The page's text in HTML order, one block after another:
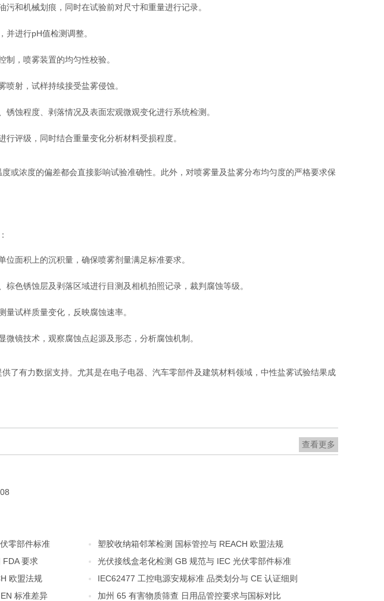
和机械划痕，同时在试验前对尺寸和重量进行记录。
并进行pH值检测调整。
，喷雾装置的均匀性校验。
射，试样持续接受盐雾侵蚀。
蚀程度、剥落情况及表面宏观微观变化进行系统检测。
评级，同时结合重量变化分析材料受损程度。
或浓度的偏差都会直接影响试验准确性。此外，对喷雾量及盐雾分布均匀度的严格要求保
面积上的沉积量，确保喷雾剂量满足标准要求。
棕色锈蚀层及剥落区域进行目测及相机拍照记录，裁判腐蚀等级。
量试样质量变化，反映腐蚀速率。
镜技术，观察腐蚀点起源及形态，分析腐蚀机制。
了有力数据支持。尤其是在电子电器、汽车零部件及建筑材料领域，中性盐雾试验结果成
查看更多
零部件标准
塑胶收纳箱邻苯检测 国标管控与 REACH 欧盟法规
FDA 要求
光伏接线盒老化检测 GB 规范与 IEC 光伏零部件标准
欧盟法规
IEC62477 工控电源安规标准 品类划分与 CE 认证细则
标准差异
加州 65 有害物质筛查 日用品管控要求与国标对比